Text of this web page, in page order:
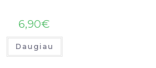
6,90€
Daugiau